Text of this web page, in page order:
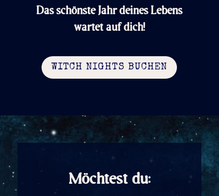
Das schönste Jahr deines Lebens
wartet auf dich!
WITCH NIGHTS BUCHEN
Möchtest du: